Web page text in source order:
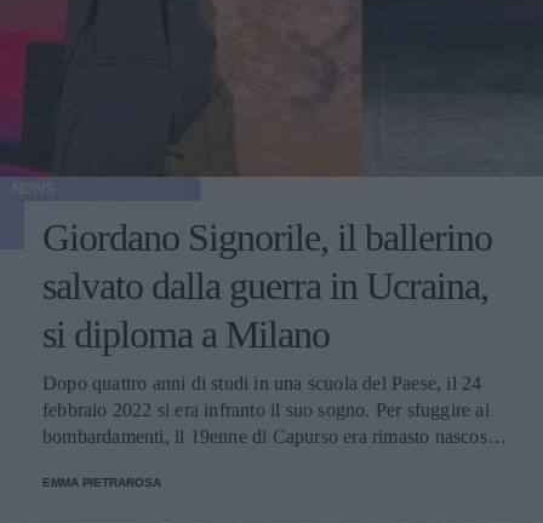
Giordano Signorile, il ballerino
salvato dalla guerra in Ucraina,
si diploma a Milano
Dopo quattro anni di studi in una scuola del Paese, il 24
febbraio 2022 si era infranto il suo sogno. Per sfuggire ai
bombardamenti, il 19enne di Capurso era rimasto nascosto
in Italia grazie a un'operazione dell'intelligence.
EMMA PIETRAROSA